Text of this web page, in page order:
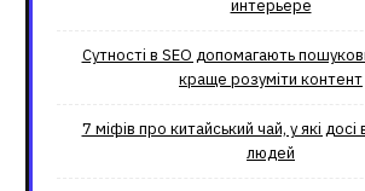
интерьере
Сутності в SEO допомагають
краще розуміти контент
7 міфів про китайський чай, у які досі
людей